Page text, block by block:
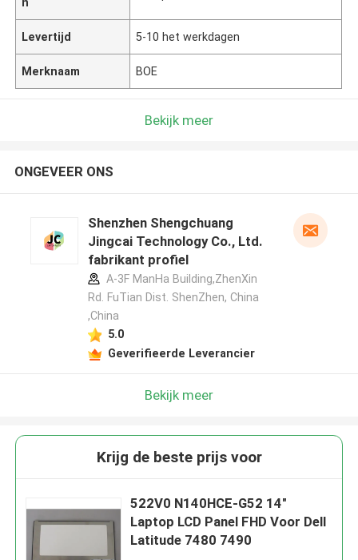
Levertijd 5-10 het werkdagen
Merknaam BOE
Bekijk meer
ONGEVEER ONS
Shenzhen Shengchuang
Jingcai Technology Co., Ltd.
fabrikant profiel
A-3F ManHa Building,ZhenXin
Rd. FuTian Dist. ShenZhen, China
,China
5.0
Geverifieerde Leverancier
Bekijk meer
Krijg de beste prijs voor
522V0 N140HCE-G52 14"
Laptop LCD Panel FHD Voor Dell
Latitude 7480 7490